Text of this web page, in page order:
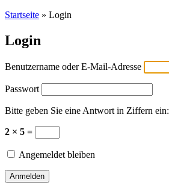
Startseite » Login
Login
Benutzername oder E-Mail-Adresse
Passwort
Bitte geben Sie eine Antwort in Ziffern ein:
2 × 5 =
Angemeldet bleiben